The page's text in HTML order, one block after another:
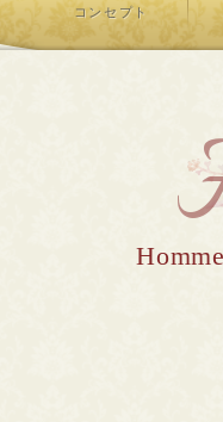
コンセプト